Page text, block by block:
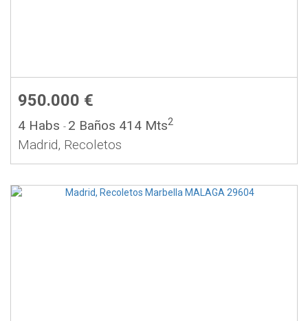
950.000 €
4 Habs - 2 Baños 414 Mts2
Madrid, Recoletos